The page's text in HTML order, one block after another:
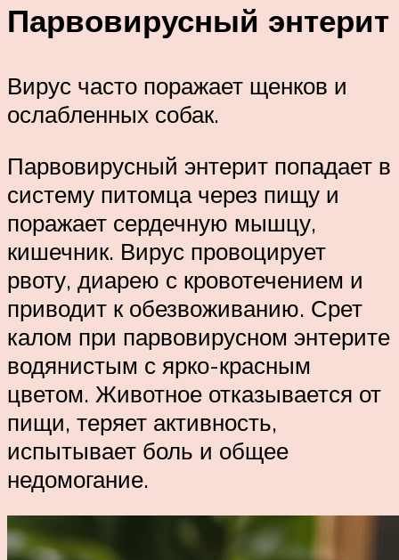
Парвовирусный энтерит
Вирус часто поражает щенков и
ослабленных собак.
Парвовирусный энтерит попадает в
систему питомца через пищу и
поражает сердечную мышцу,
кишечник. Вирус провоцирует
рвоту, диарею с кровотечением и
приводит к обезвоживанию. Срет
калом при парвовирусном энтерите
водянистым с ярко-красным
цветом. Животное отказывается от
пищи, теряет активность,
испытывает боль и общее
недомогание.